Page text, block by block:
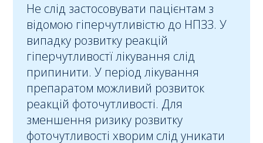
Не слід застосовувати пацієнтам з
відомою гіперчутливістю до НПЗЗ. У
випадку розвитку реакцій
гіперчутливостї лікування слід
припинити. У період лікування
препаратом можливий розвиток
реакцій фоточутливості. Для
зменшення ризику розвитку
фоточутливості хворим слід уникати